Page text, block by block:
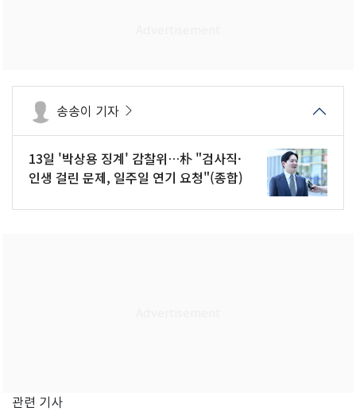
송송이 기자
13일 '박상용 징계' 감찰위…朴 "검사직·
인생 걸린 문제, 일주일 연기 요청"(종합)
관련 기사